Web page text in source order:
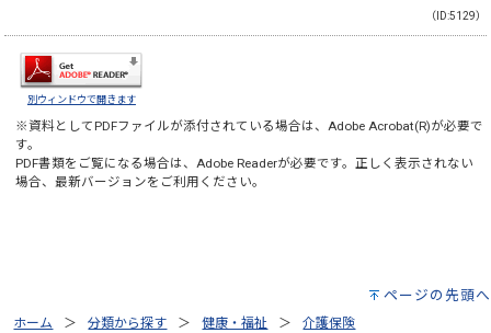
（ID:5129）
別ウィンドウで開きます
※資料としてPDFファイルが添付されている場合は、Adobe Acrobat(R)が必要で
す。
PDF書類をご覧になる場合は、Adobe Readerが必要です。正しく表示されない
場合、最新バージョンをご利用ください。
ページの先頭へ
ホーム 分類から探す 健康・福祉
介護保険